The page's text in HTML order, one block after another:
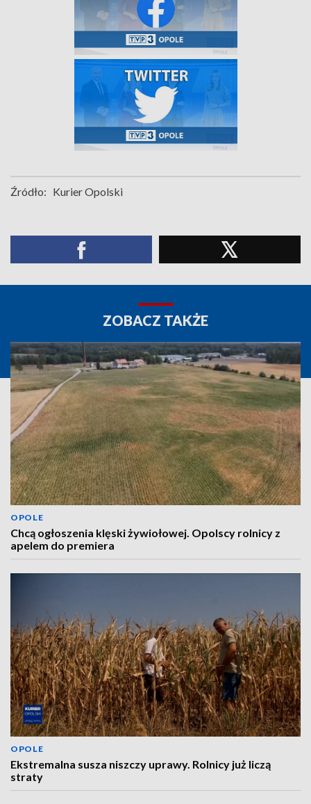
Źródło: Kurier Opolski
ZOBACZ TAKŻE
OPOLE
Chcą ogłoszenia klęski żywiołowej. Opolscy rolnicy z
apelem do premiera
OPOLE
Ekstremalna susza niszczy uprawy. Rolnicy już liczą
straty